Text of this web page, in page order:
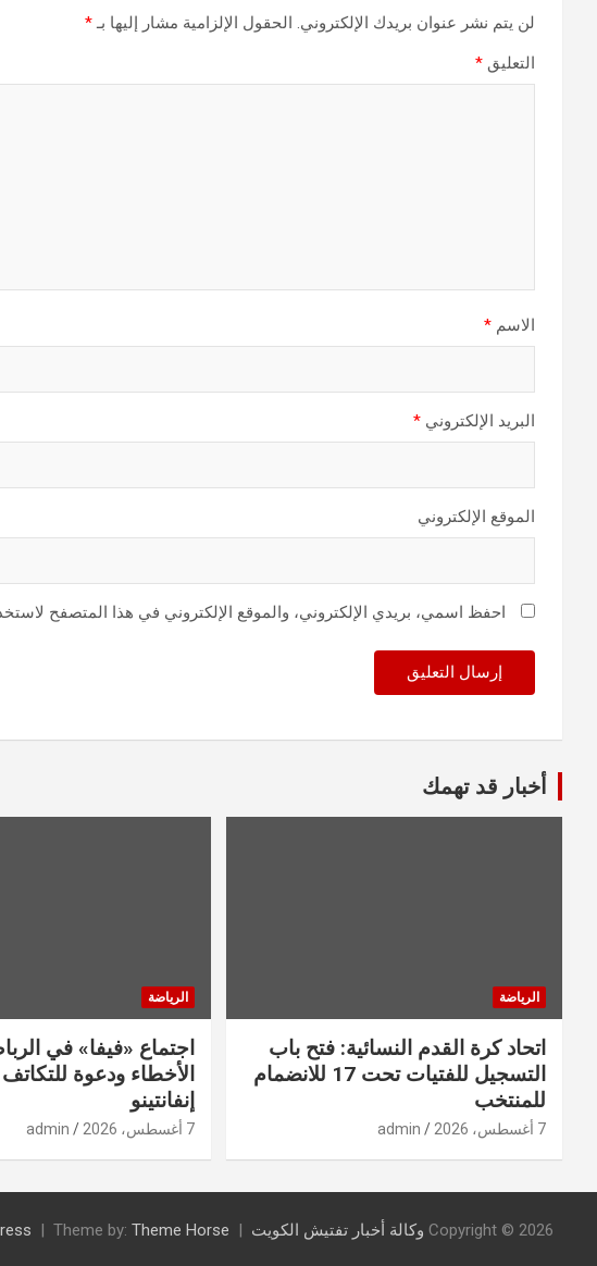
لن يتم نشر عنوان بريدك الإلكتروني. الحقول الإلزامية مشار إليها بـ*
التعليق *
الاسم *
البريد الإلكتروني *
الموقع الإلكتروني
احفظ اسمي، بريدي الإلكتروني، والموقع الإلكتروني في هذا المتصفح
أخبار قد تهمك
الرياضة
اتحاد كرة القدم النسائية: فتح باب
التسجيل للفتيات تحت 17 للانضمام
للمنتخب
7 أغسطس، 2026 admin
الرياضة
اجتماع «فيفا» في
الأخطاء ودعوة
إنفانتينو
7 أغسطس، 2026 admin
Copyright © 2026 وكالة أخبار تفتيش الكويت Theme by: Theme Horse